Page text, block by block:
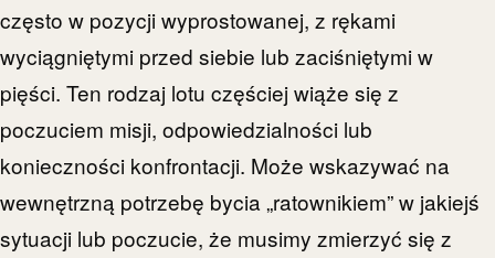
często w pozycji wyprostowanej, z rękami
wyciągniętymi przed siebie lub zaciśniętymi w
pięści. Ten rodzaj lotu częściej wiąże się z
poczuciem misji, odpowiedzialności lub
konieczności konfrontacji. Może wskazywać na
wewnętrzną potrzebę bycia „ratownikiem” w jakiejś
sytuacji lub poczucie, że musimy zmierzyć się z